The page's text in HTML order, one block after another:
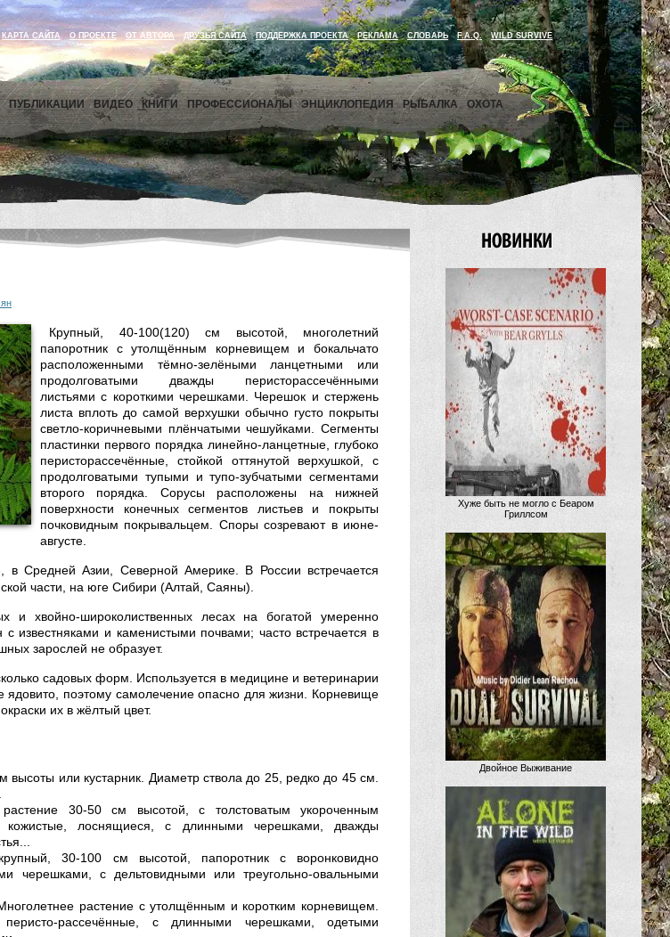
КАРТА САЙТА О ПРОЕКТЕ ОТ АВТОРА ДРУЗЬЯ САЙТА ПОДДЕРЖКА ПРОЕКТА РЕКЛАМА СЛОВАРЬ F.A.Q. WILD SURVIVE
ПУБЛИКАЦИИ ВИДЕО КНИГИ ПРОФЕССИОНАЛЫ ЭНЦИКЛОПЕДИЯ РЫБАЛКА ОХОТА
Крупный, 40-100(120) см высотой, многолетний
папоротник с утолщённым корневищем и бокальчато
расположен­ными тёмно-зелёными ланцетными или
продолговатыми дважды перисторассечёнными
листьями с короткими черешка­ми. Черешок и стержень
листа вплоть до самой верхушки обычно густо покрыты
светло-коричневыми плёнчатыми чешуй­ками. Сегменты
пластинки первого по­рядка линейно-ланцетные, глубоко
перисторассечённые, стойкой оттянутой вер­хушкой, с
продолговатыми тупыми и тупо-зубчатыми сегментами
второго порядка. Сорусы расположены на нижней
поверх­ности конечных сегментов листьев и по­крыты
почковидным покрывальцем. Спо­ры созревают в июне-
августе.
в Средней Азии, Северной Америке. В России встречается
части, на юге Сибири (Алтай, Саяны).
и хвойно-широколиственных лесах на богатой умеренно
известняками и каменистыми почвами; часто встречается в
зарослей не образует.
садовых форм. Используется в медицине и ветерина­рии
ядовито, поэтому самолечение опасно для жизни. Корневи­ще
их в жёлтый цвет.
или кустарник. Диаметр ствола до 25, редко до 45 см.
растение 30-50 см высотой, с толстоватым укороченным
кожистые, лоснящиеся, с длинными черешками, дважды
30-100 см высотой, папо­ротник с воронковидно
черешками, с дельтовидными или треугольно-овальными
растение с утолщённым и коротким кор­невищем.
рассе­чённые, с длинными черешками, одетыми
Хуже быть не могло с Беаром
Гриллсом
Двойное Выживание